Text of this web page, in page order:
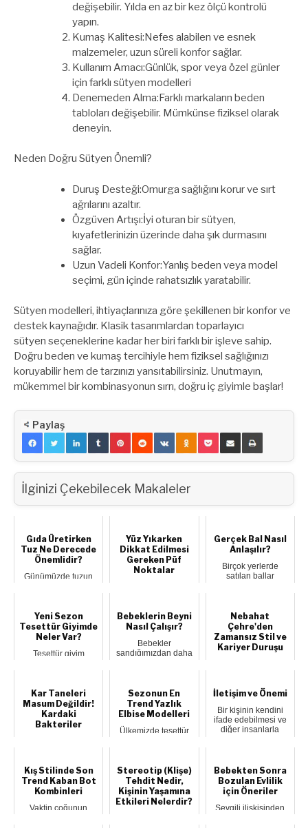
değişebilir. Yılda en az bir kez ölçü kontrolü
yapın.
Kumaş Kalitesi:Nefes alabilen ve esnek
malzemeler, uzun süreli konfor sağlar.
Kullanım Amacı:Günlük, spor veya özel günler
için farklı sütyen modelleri
Denemeden Alma:Farklı markaların beden
tabloları değişebilir. Mümkünse fiziksel olarak
deneyin.
Neden Doğru Sütyen Önemli?
Duruş Desteği:Omurga sağlığını korur ve sırt
ağrılarını azaltır.
Özgüven Artışı:İyi oturan bir sütyen,
kıyafetlerinizin üzerinde daha şık durmasını
sağlar.
Uzun Vadeli Konfor:Yanlış beden veya model
seçimi, gün içinde rahatsızlık yaratabilir.
Sütyen modelleri, ihtiyaçlarınıza göre şekillenen bir konfor ve
destek kaynağıdır. Klasik tasarımlardan toparlayıcı
sütyen seçeneklerine kadar her biri farklı bir işleve sahip.
Doğru beden ve kumaş tercihiyle hem fiziksel sağlığınızı
koruyabilir hem de tarzınızı yansıtabilirsiniz. Unutmayın,
mükemmel bir kombinasyonun sırrı, doğru iç giyimle başlar!
Paylaş
İlginizi Çekebilecek Makaleler
Gıda Üretirken
Tuz Ne Derecede
Önemlidir?
Günümüzde tuzun
özellikleri...
Yüz Yıkarken
Dikkat Edilmesi
Gereken Püf
Noktalar
yapılması v...
Gerçek Bal Nasıl
Anlaşılır?
Birçok yerlerde
satılan ballar
Yeni Sezon
Tesettür Giyimde
Neler Var?
Tesettür giyim
Bebeklerin Beyni
Nasıl Çalışır?
Bebekler
sandığımızdan daha
Nebahat
Çehre'den
Zamansız Stil ve
Kariyer Duruşu
Çehre, katıldığı özel
Kar Taneleri
Masum Değildir!
Kardaki
Bakteriler
parçacığın (havad...
Sezonun En
Trend Yazlık
Elbise Modelleri
Ülkemizde tesettür
İletişim ve Önemi
Bir kişinin kendini
ifade edebilmesi ve
diğer insanlarla
Kış Stilinde Son
Trend Kaban Bot
Kombinleri
Vaktin çoğunun
Stereotip (Klişe)
Tehdit Nedir,
Kişinin Yaşamına
Etkileri Nelerdir?
Bebekten Sonra
Bozulan Evlilik
için Öneriler
Sevgili ilişkisinden